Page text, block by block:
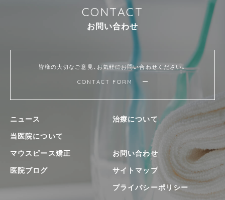
CONTACT
お問い合わせ
皆様の大切なご意見、お気軽にお問い合わせください。
CONTACT FORM
ニュース
当医院について
治療について
マウスピース矯正
医院ブログ
お問い合わせ
サイトマップ
プライバシーポリシー